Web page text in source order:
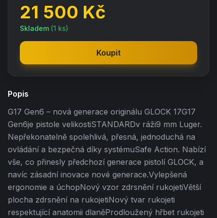
21 500 Kč
Skladem (1 ks)
Koupit
Popis
G17 Gen6 – nová generace originálu GLOCK 17G17
Gen6je pistole velikostiSTANDARDv ráži9 mm Luger.
Nepřekonatelně spolehlivá, přesná, jednoduchá na
ovládání a bezpečná díky systémuSafe Action. Nabízí
vše, co přinesly předchozí generace pistolí GLOCK, a
navíc zásadní inovace nové generace.Vylepšená
ergonomie a úchopNový vzor zdrsnění rukojetiVětší
plocha zdrsnění na rukojetiNový tvar rukojeti
respektující anatomii dlaněProdloužený hřbet rukojeti